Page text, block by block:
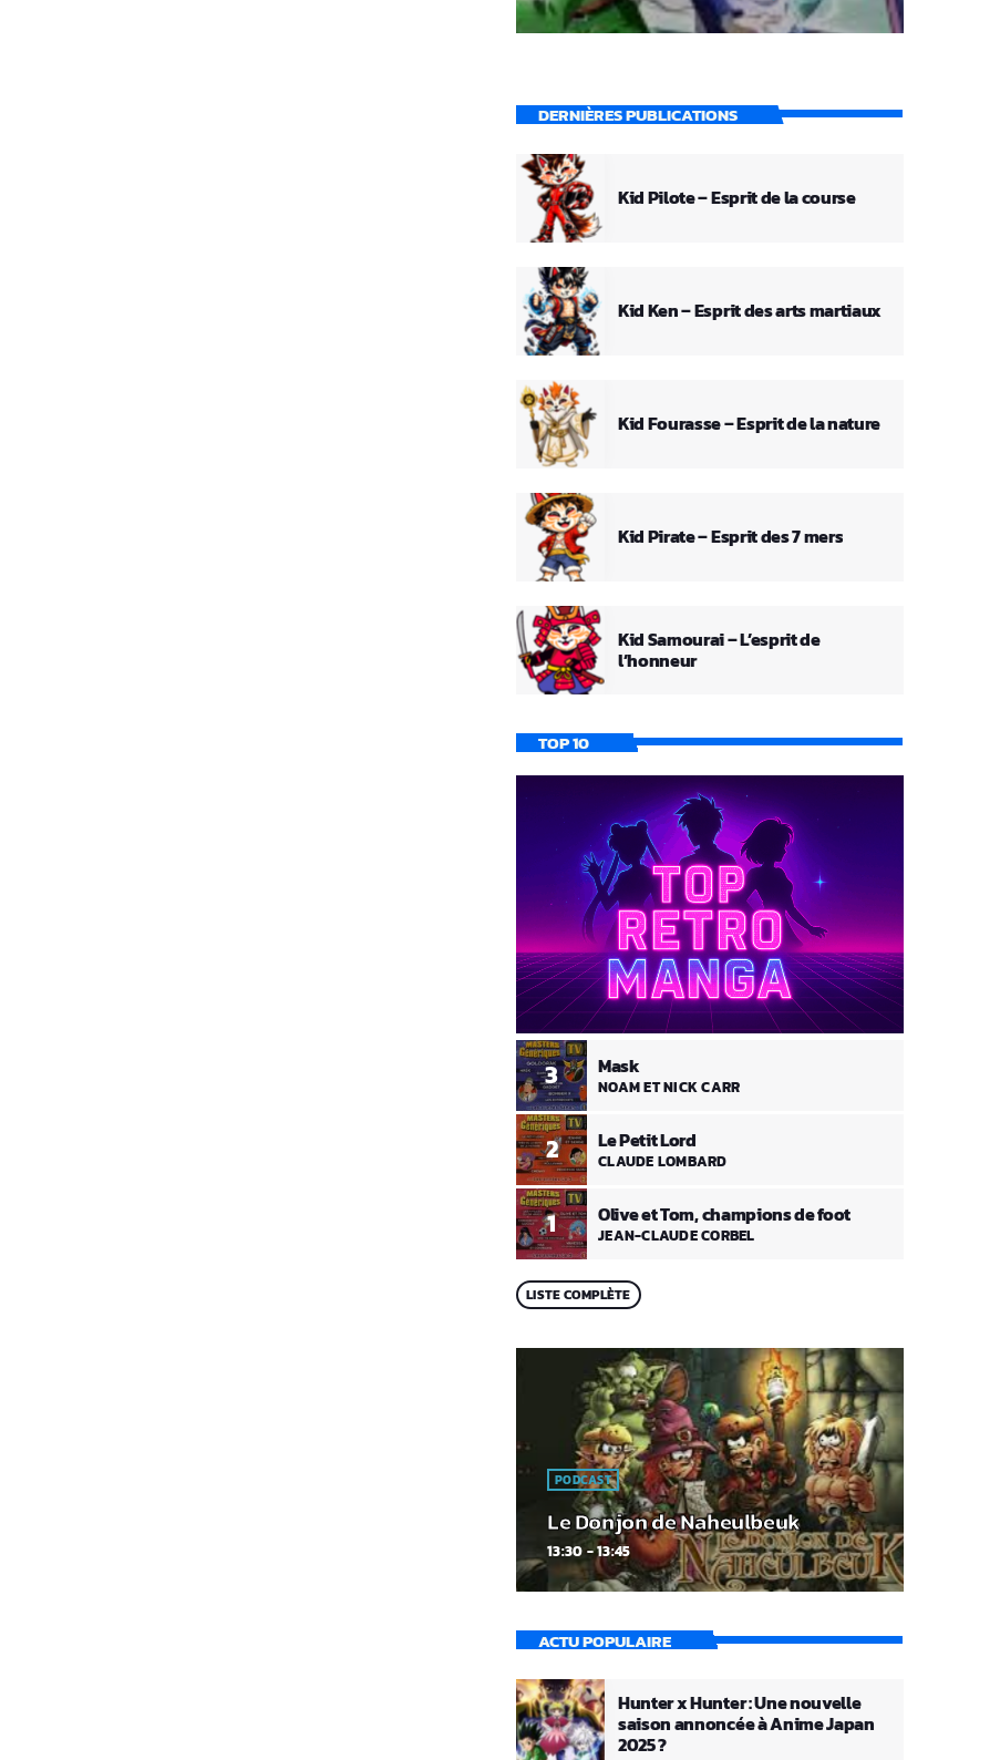
DERNIÈRES PUBLICATIONS
Kid Pilote – Esprit de la course
Kid Ken – Esprit des arts martiaux
Kid Fourasse – Esprit de la nature
Kid Pirate – Esprit des 7 mers
Kid Samourai – L’esprit de
l’honneur
TOP 10
1 Olive et Tom, champions de foot
JEAN-CLAUDE CORBEL
2 Le Petit Lord
CLAUDE LOMBARD
3 Mask
NOAM ET NICK CARR
LISTE COMPLÈTE
PODCAST
Le Donjon de Naheulbeuk
13:30 - 13:45
ACTU POPULAIRE
Hunter x Hunter : Une nouvelle
saison annoncée à Anime Japan
2025 ?